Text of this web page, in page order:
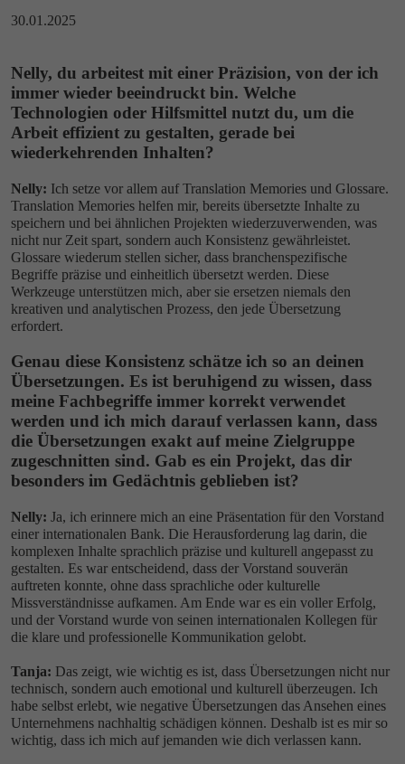
30.01.2025
Nelly, du arbeitest mit einer Präzision, von der ich
immer wieder beeindruckt bin. Welche
Technologien oder Hilfsmittel nutzt du, um die
Arbeit effizient zu gestalten, gerade bei
wiederkehrenden Inhalten?
Nelly: Ich setze vor allem auf Translation Memories und Glossare.
Translation Memories helfen mir, bereits übersetzte Inhalte zu
speichern und bei ähnlichen Projekten wiederzuverwenden, was
nicht nur Zeit spart, sondern auch Konsistenz gewährleistet.
Glossare wiederum stellen sicher, dass branchenspezifische
Begriffe präzise und einheitlich übersetzt werden. Diese
Werkzeuge unterstützen mich, aber sie ersetzen niemals den
kreativen und analytischen Prozess, den jede Übersetzung
erfordert.
Genau diese Konsistenz schätze ich so an deinen
Übersetzungen. Es ist beruhigend zu wissen, dass
meine Fachbegriffe immer korrekt verwendet
werden und ich mich darauf verlassen kann, dass
die Übersetzungen exakt auf meine Zielgruppe
zugeschnitten sind. Gab es ein Projekt, das dir
besonders im Gedächtnis geblieben ist?
Nelly: Ja, ich erinnere mich an eine Präsentation für den Vorstand
einer internationalen Bank. Die Herausforderung lag darin, die
komplexen Inhalte sprachlich präzise und kulturell angepasst zu
gestalten. Es war entscheidend, dass der Vorstand souverän
auftreten konnte, ohne dass sprachliche oder kulturelle
Missverständnisse aufkamen. Am Ende war es ein voller Erfolg,
und der Vorstand wurde von seinen internationalen Kollegen für
die klare und professionelle Kommunikation gelobt.
Tanja: Das zeigt, wie wichtig es ist, dass Übersetzungen nicht nur
technisch, sondern auch emotional und kulturell überzeugen. Ich
habe selbst erlebt, wie negative Übersetzungen das Ansehen eines
Unternehmens nachhaltig schädigen können. Deshalb ist es mir so
wichtig, dass ich mich auf jemanden wie dich verlassen kann.